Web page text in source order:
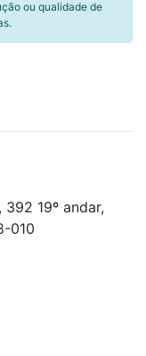
ou qualidade de
19º andar,
010